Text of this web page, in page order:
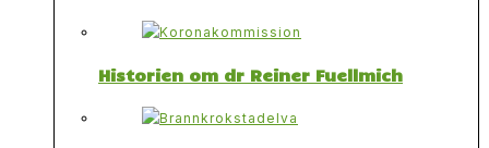
Historien om dr Reiner Fuellmich